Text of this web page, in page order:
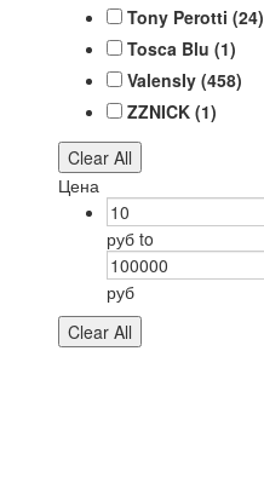
Tony Perotti (24)
Tosca Blu (1)
ValensIy (458)
ZZNICK (1)
Clear All
Цена
руб to
руб
Clear All